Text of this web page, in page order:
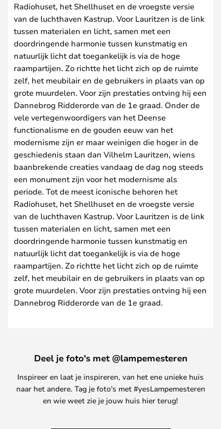
Radiohuset, het Shellhuset en de vroegste versie
van de luchthaven Kastrup. Voor Lauritzen is de link
tussen materialen en licht, samen met een
doordringende harmonie tussen kunstmatig en
natuurlijk licht dat toegankelijk is via de hoge
raampartijen. Zo richtte het licht zich op de ruimte
zelf, het meubilair en de gebruikers in plaats van op
grote muurdelen. Voor zijn prestaties ontving hij een
Dannebrog Ridderorde van de 1e graad. Onder de
vele vertegenwoordigers van het Deense
functionalisme en de gouden eeuw van het
modernisme zijn er maar weinigen die hoger in de
geschiedenis staan dan Vilhelm Lauritzen, wiens
baanbrekende creaties vandaag de dag nog steeds
een monument zijn voor het modernisme als
periode. Tot de meest iconische behoren het
Radiohuset, het Shellhuset en de vroegste versie
van de luchthaven Kastrup. Voor Lauritzen is de link
tussen materialen en licht, samen met een
doordringende harmonie tussen kunstmatig en
natuurlijk licht dat toegankelijk is via de hoge
raampartijen. Zo richtte het licht zich op de ruimte
zelf, het meubilair en de gebruikers in plaats van op
grote muurdelen. Voor zijn prestaties ontving hij een
Dannebrog Ridderorde van de 1e graad.
Deel je foto's met @lampemesteren
Inspireer en laat je inspireren, van het ene unieke huis
naar het andere. Tag je foto's met #yesLampemesteren
en wie weet zie je jouw huis hier terug!